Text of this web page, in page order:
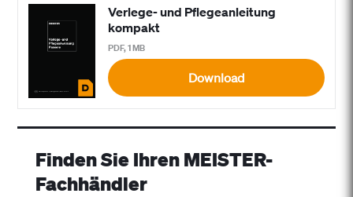
Verlege- und Pflegeanleitung
kompakt
PDF, 1 MB
Download
Finden Sie Ihren MEISTER-
Fachhändler